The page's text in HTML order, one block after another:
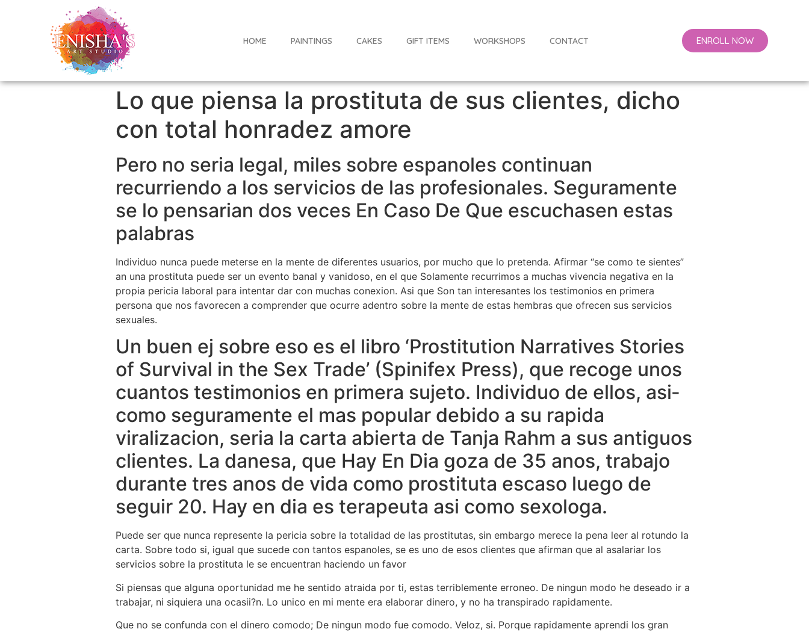
HOME PAINTINGS CAKES GIFT ITEMS WORKSHOPS CONTACT ENROLL NOW
Lo que piensa la prostituta de sus clientes, dicho
con total honradez amore
Pero no seri­a legal, miles sobre espanoles continuan
recurriendo a los servicios de las profesionales. Seguramente
se lo pensarian dos veces En Caso De Que escuchasen estas
palabras
Individuo nunca puede meterse en la mente de diferentes usuarios, por mucho que lo pretenda. Afirmar “se como te sientes”
an una prostituta puede ser un evento banal y vanidoso, en el que Solamente recurrimos a muchas vivencia negativa en la
propia pericia laboral para intentar dar con muchas conexion. Asi que Son tan interesantes los testimonios en primera
persona que nos favorecen a comprender que ocurre adentro sobre la mente de estas hembras que ofrecen sus servicios
sexuales.
Un buen ej sobre eso es el libro ‘Prostitution Narratives Stories
of Survival in the Sex Trade’ (Spinifex Press), que recoge unos
cuantos testimonios en primera sujeto. Individuo de ellos, asi­
como seguramente el mas popular debido a su rapida
viralizacion, seri­a la carta abierta de Tanja Rahm a sus antiguos
clientes. La danesa, que Hay En Dia goza de 35 anos, trabajo
durante tres anos de vida como prostituta escaso luego de
seguir 20. Hay en dia es terapeuta asi­ como sexologa.
Puede ser que nunca represente la pericia sobre la totalidad de las prostitutas, sin embargo merece la pena leer al rotundo la
carta. Sobre todo si, igual que sucede con tantos espanoles, se es uno de esos clientes que afirman que al asalariar los
servicios sobre la prostituta le se encuentran haciendo un favor
Si piensas que alguna oportunidad me he sentido atraida por ti, estas terriblemente erroneo. De ningun modo he deseado ir a
trabajar, ni siquiera una ocasii?n. Lo unico en mi mente era elaborar dinero, y no ha transpirado rapidamente.
Que no se confunda con el dinero comodo; De ningun modo fue comodo. Veloz, si. Porque rapidamente aprendi los gran